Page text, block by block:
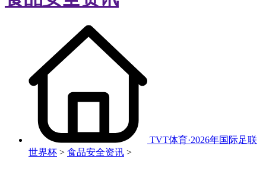
TVT体育·2026年国际足联
世界杯 > 食品安全资讯 >